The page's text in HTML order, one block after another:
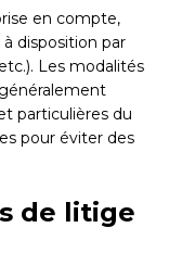
en compte,
à disposition par
Les modalités
particulières du
pour éviter des
de litige